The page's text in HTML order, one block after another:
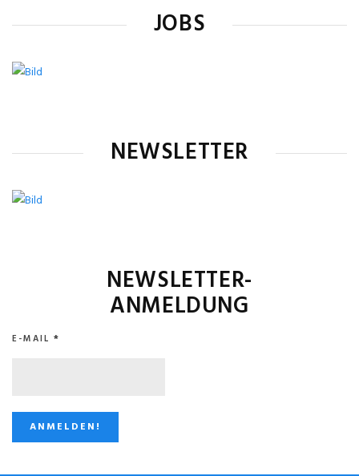
JOBS
NEWSLETTER
NEWSLETTER-
ANMELDUNG
E-MAIL *